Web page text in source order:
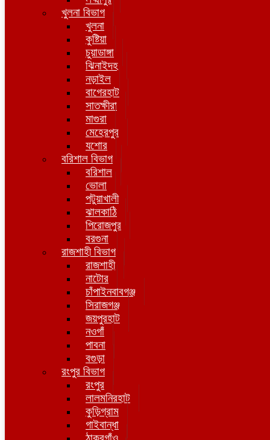
খুলনা বিভাগ
খুলনা
কুষ্টিয়া
চুয়াডাঙ্গা
ঝিনাইদহ
নড়াইল
বাগেরহাট
সাতক্ষীরা
মাগুরা
মেহেরপুর
যশোর
বরিশাল বিভাগ
বরিশাল
ভোলা
পটুয়াখালী
ঝালকাঠি
পিরোজপুর
বরগুনা
রাজশাহী বিভাগ
রাজশাহী
নাটোর
চাঁপাইনবাবগঞ্জ
সিরাজগঞ্জ
জয়পুরহাট
নওগাঁ
পাবনা
বগুড়া
রংপুর বিভাগ
রংপুর
লালমনিরহাট
কুড়িগ্রাম
গাইবান্ধা